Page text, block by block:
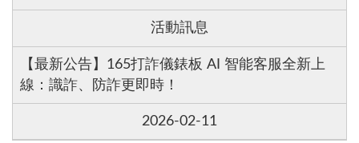
活動訊息
【最新公告】165打詐儀錶板 AI 智能客服全新上
線：識詐、防詐更即時！
2026-02-11